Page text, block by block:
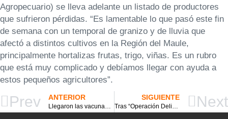
Agropecuario) se lleva adelante un listado de productores
que sufrieron pérdidas. “Es lamentable lo que pasó este fin
de semana con un temporal de granizo y de lluvia que
afectó a distintos cultivos en la Región del Maule,
principalmente hortalizas frutas, trigo, viñas. Es un rubro
que está muy complicado y debíamos llegar con ayuda a
estos pequeños agricultores”.
Prev ANTERIOR
Llegaron las vacunas para inicio de inoculación masiva en Curicó frente al Covid
SIGUIENTE
Tras “Operación Delivery” víctimas reconoce sus especies arrebatadas Next